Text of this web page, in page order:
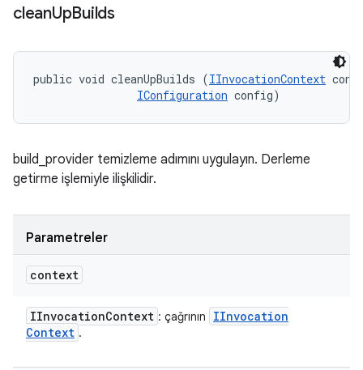
cleanUpBuilds
public void cleanUpBuilds (IInvocationContext
IConfiguration config)
build_provider temizleme adımını uygulayın. Derleme
getirme işlemiyle ilişkilidir.
Parametreler
context
IInvocationContext : çağrının
IInvocation
Context .